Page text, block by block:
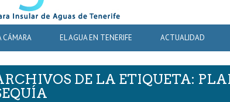
CÁMARA EL AGUA EN TENERIFE ACTUALIDAD
DE LA ETIQUETA: